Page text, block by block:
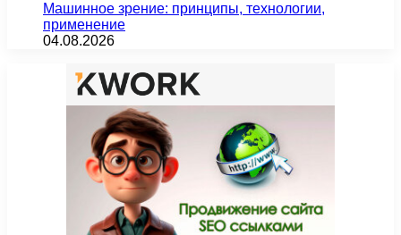
Машинное зрение: принципы, технологии,
применение
04.08.2026